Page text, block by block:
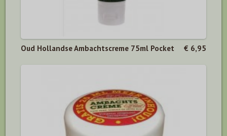
Oud Hollandse Ambachtscreme 75ml Pocket € 6,95